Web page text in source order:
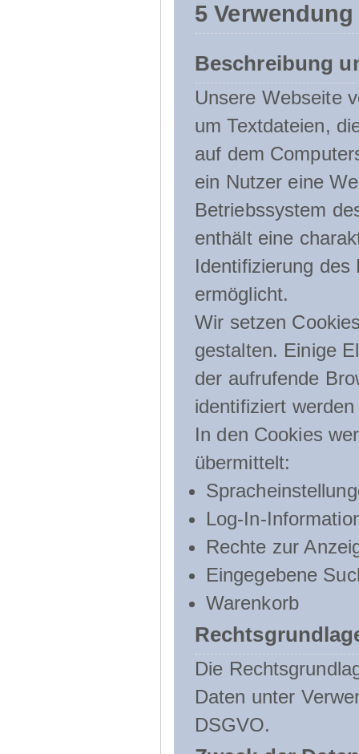
5
Beschreibung
Unsere Webseite
um Textdateien,
auf dem
ein Nutzer eine
Betriebssystem
enthält eine
Identifizierung
ermöglicht.
Wir setzen
gestalten. Einige
der aufrufende
identifiziert
In den Cookies
übermittelt:
Log-In-
Rechte zur
Eingegebene
Warenkorb
Die
Daten unter
DSGVO.